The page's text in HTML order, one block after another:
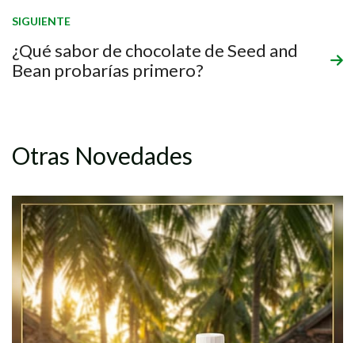
SIGUIENTE
¿Qué sabor de chocolate de Seed and
Bean probarías primero?
Otras Novedades